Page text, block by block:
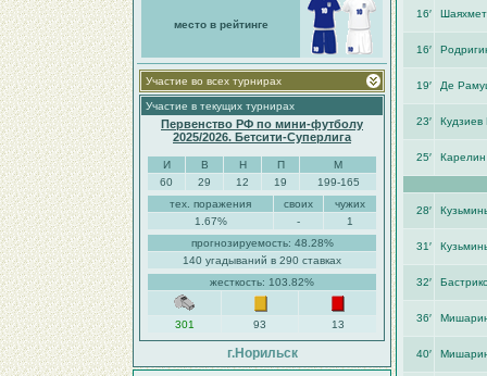
место в рейтинге
Участие во всех турнирах
Участие в текущих турнирах
Первенство РФ по мини-футболу
2025/2026. Бетсити-Суперлига
И В Н П
М
60
29 12 19
199-165
тех. поражения
своих
чужих
1.67%
-
1
прогнозируемость: 48.28%
140 угадываний в 290 ставках
жесткость: 103.82%
301 93 13
г.Норильск
16′
16′
19′ Де
23′ Кудзиев
25′
28′
31′
32′
36′
40′